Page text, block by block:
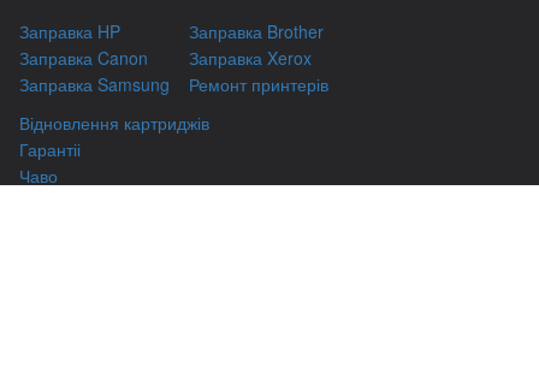
Заправка HP
Заправка Canon
Заправка Samsung
Заправка Brother
Заправка Xerox
Ремонт принтерів
Відновлення картриджів
Гарантіі
Чаво